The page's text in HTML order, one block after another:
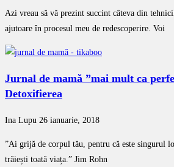
Azi vreau să vă prezint succint câteva din
ajutoare în procesul meu de redescoperire. Voi
Jurnal de mamă ”mai mult ca
Detoxifierea
Ina Lupu 26 ianuarie, 2018
”Ai grijă de corpul tău, pentru că este singurul
trăiești toată viața.” Jim Rohn